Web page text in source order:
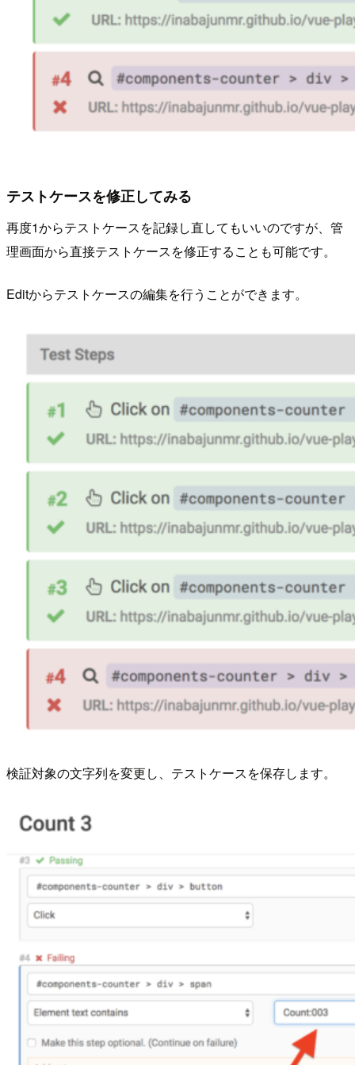
テストケースを修正してみる
再度1からテストケースを記録し直してもいいのですが、管
理画面から直接テストケースを修正することも可能です。
Editからテストケースの編集を行うことができます。
検証対象の文字列を変更し、テストケースを保存します。